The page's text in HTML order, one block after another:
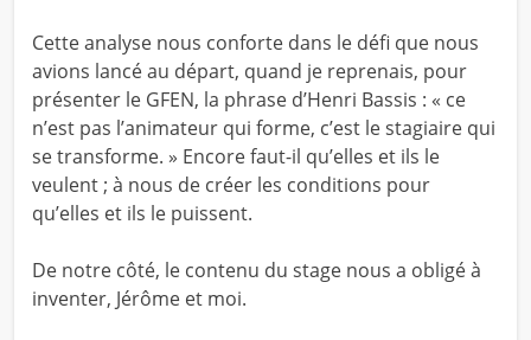
Cette analyse nous conforte dans le défi que nous
avions lancé au départ, quand je reprenais, pour
présenter le GFEN, la phrase d’Henri Bassis : « ce
n’est pas l’animateur qui forme, c’est le stagiaire qui
se transforme. » Encore faut-il qu’elles et ils le
veulent ; à nous de créer les conditions pour
qu’elles et ils le puissent.
De notre côté, le contenu du stage nous a obligé à
inventer, Jérôme et moi.